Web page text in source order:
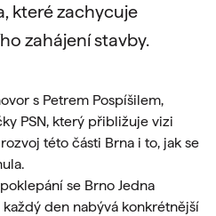
které zachycuje
zahájení stavby.
s Petrem Pospíšilem,
PSN, který přibližuje vizi
této části Brna i to, jak se
se Brno Jedna
den nabývá konkrétnější